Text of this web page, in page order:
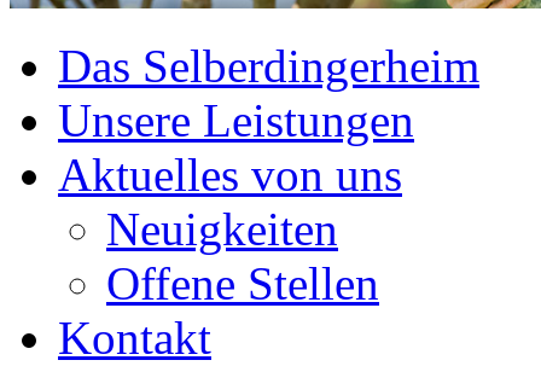
Das Selberdingerheim
Unsere Leistungen
Aktuelles von uns
Neuigkeiten
Offene Stellen
Kontakt